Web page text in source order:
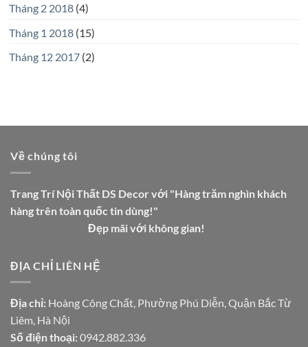
Tháng 2 2018(4)
Tháng 1 2018(15)
Tháng 12 2017(2)
Về chúng tôi
Trang Trí Nội Thất DS Decor với "Hàng trăm nghìn khách
hàng trên toàn quốc tin dùng!"
Đẹp mãi với không gian!
ĐỊA CHỈ LIÊN HỆ
Địa chỉ: Hoàng Công Chất, Phường Phú Diễn, Quận Bắc Từ
Liêm, Hà Nội
Số điện thoại: 0942.882.336